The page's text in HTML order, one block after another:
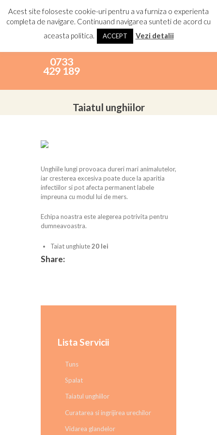
0733
429 189
Taiatul unghiilor
Unghiile lungi provoaca dureri mari animalutelor,
iar cresterea excesiva poate duce la aparitia
infectiilor si pot afecta permanent labele
impreuna cu modul lui de mers.
Echipa noastra este alegerea potrivita pentru
dumneavoastra.
Taiat unghiute20 lei
Share:
Lista Servicii
Tuns
Spalat
Taiatul unghiilor
Curatarea si ingrijirea urechilor
Vidarea glandelor
Acest site foloseste cookie-uri pentru a va furniza o experienta
completa de navigare. Continuand navigarea sunteti de acord cu
aceasta politica.
ACCEPT Vezi detalii